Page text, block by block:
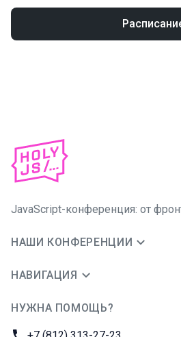
JavaScript-конференция: от
НАШИ КОНФЕРЕНЦИИ
НАВИГАЦИЯ
НУЖНА ПОМОЩЬ?